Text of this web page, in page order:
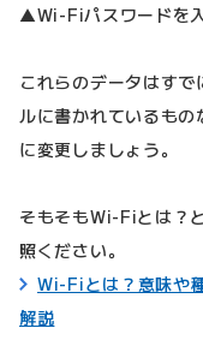
▲Wi-Fiパスワードを
これらのデータはす
ルに書かれているも
に変更しましょう。
そもそもWi-Fiとは？
照ください。
Wi-Fiとは？意味や
解説